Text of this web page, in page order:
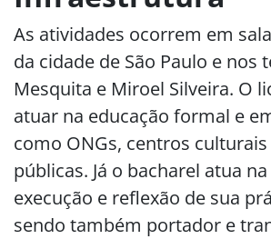
As atividades ocorrem em
da cidade de São Paulo e nos
Mesquita e Miroel Silveira. O
atuar na educação formal e
como ONGs, centros
públicas. Já o bacharel atua
execução e reflexão de sua
sendo também portador e